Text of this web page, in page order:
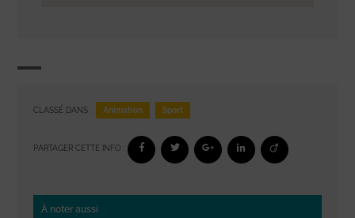
CLASSÉ DANS : Animation Sport
PARTAGER CETTE INFO :
À noter aussi